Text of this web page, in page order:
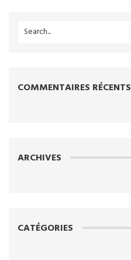
COMMENTAIRES RÉCENTS
ARCHIVES
CATÉGORIES